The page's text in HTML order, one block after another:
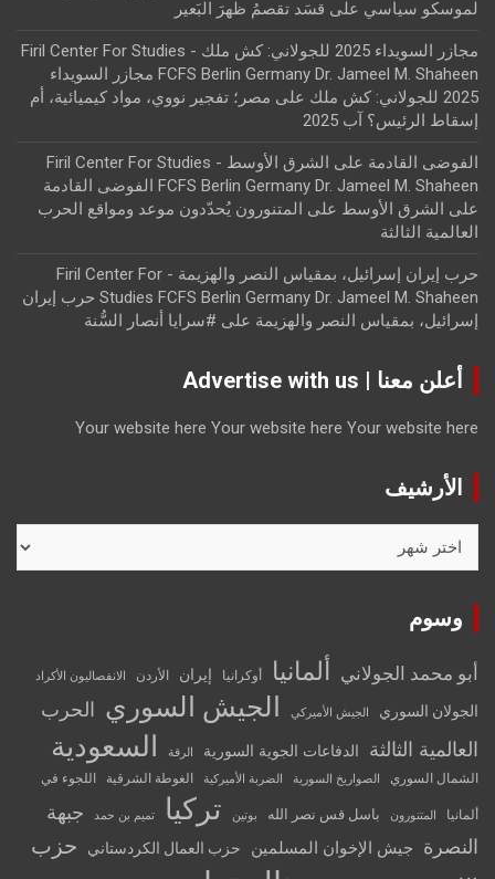
لموسكو سياسي على قسَد تقصمُ ظهرَ البَعير
مجازر السويداء 2025 للجولاني: كش ملك - Firil Center For Studies
FCFS Berlin Germany Dr. Jameel M. Shaheen مجازر السويداء
2025 للجولاني: كش ملك
على مصر؛ تفجير نووي، مواد كيميائية، أم
إسقاط الرئيس؟ آب 2025
الفوضى القادمة على الشرق الأوسط - Firil Center For Studies
FCFS Berlin Germany Dr. Jameel M. Shaheen الفوضى القادمة
على الشرق الأوسط على
المتنورون يُحدّدون موعد ومواقع الحرب
العالمية الثالثة
حرب إيران إسرائيل، بمقياس النصر والهزيمة - Firil Center For
Studies FCFS Berlin Germany Dr. Jameel M. Shaheen حرب إيران
إسرائيل، بمقياس النصر والهزيمة على #سرايا أنصار السُّنة
أعلن معنا | Advertise with us
Your website here Your website here Your website here
الأرشيف
وسوم
أبو محمد الجولاني ألمانيا أوكرانيا إيران الأردن الانفصاليون الأكراد
الجولان السوري الجيش الأميركي الجيش السوري الحرب
العالمية الثالثة
الدفاعات الجوية السورية الرقة السعودية
الشمال السوري الصواريخ السورية الضربة الأميركية الغوطة الشرقية اللجوء في
ألمانيا المتنورون باسل قس نصر الله بوتين تركيا تميم بن حمد
جبهة
النصرة
جيش الإخوان المسلمين حزب العمال الكردستاني
حزب